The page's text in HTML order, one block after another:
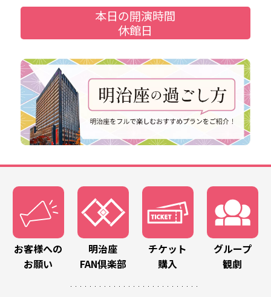
本日の開演時間
休館日
お客様への
お願い
明治座
FAN倶楽部
チケット
購入
グループ
観劇